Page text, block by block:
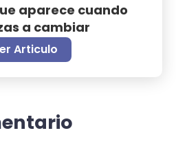
aparece cuando
a cambiar
Articulo